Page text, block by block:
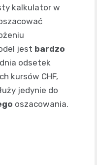
kalkulator w
jest bardzo
odsetek
kursów CHF,
jedynie do
oszacowania.